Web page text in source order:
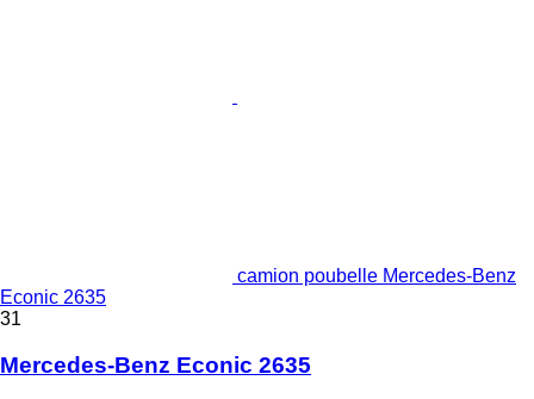
camion poubelle Mercedes-Benz
Econic 2635
31
Mercedes-Benz Econic 2635